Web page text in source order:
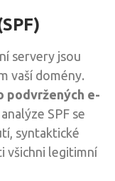
servery jsou
vaší domény.
podvržených e-
SPF se
syntaktické
všichni legitimní